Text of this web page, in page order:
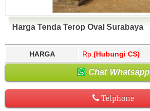
Harga Tenda Terop Oval Surabaya
HARGA Rp. (Hubungi CS)
Chat Whatsapp
Telphone